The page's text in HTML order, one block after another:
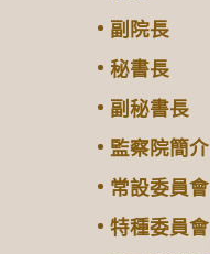
副院長
秘書長
副秘書長
監察院簡介
常設委員會
特種委員會